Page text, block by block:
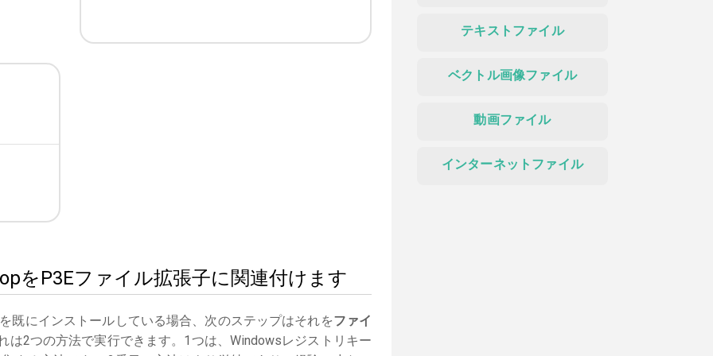
をP3Eファイル拡張子に関連付けます
既にインストールしている場合、次のステップはそれをファイ
は2つの方法で実行できます。1つは、Windowsレジストリキー
テキストファイル
ベクトル画像ファイル
動画ファイル
インターネットファイル